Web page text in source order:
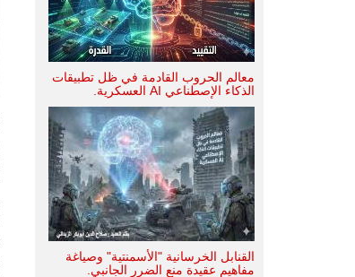
معالم الحروب القادمة في ظل تطبيقات
الذكاء الإصطناعي AI العسكرية.
القنابل الخرسانية "الأسمنتية" وصياغة
مفاهيم عقيدة منع الضرر الجانبي.